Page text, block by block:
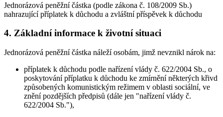
Jednorázová peněžní částka (podle zákona č. 108/2009 Sb.)
nahrazující příplatek k důchodu a zvláštní příspěvek k důchodu
4. Základní informace k životní situaci
Jednorázová peněžní částka náleží osobám, jimž nevznikl nárok na:
příplatek k důchodu podle nařízení vlády č. 622/2004 Sb., o
poskytování příplatku k důchodu ke zmírnění některých křivd
způsobených komunistickým režimem v oblasti sociální, ve
znění pozdějších předpisů (dále jen "nařízení vlády č.
622/2004 Sb."),